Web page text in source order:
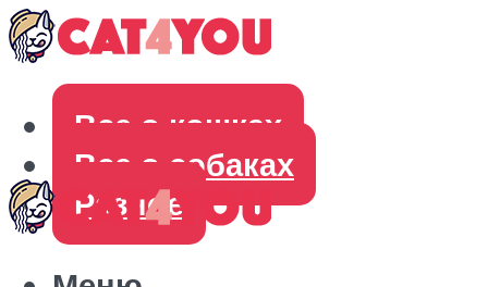
Все о кошках
Все о собаках
Разное